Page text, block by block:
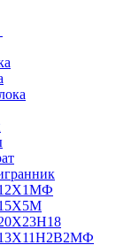
12Х1МФ
15Х5М
13Х11Н2В2МФ